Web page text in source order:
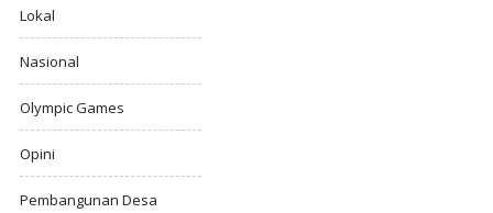
Lokal
Nasional
Olympic Games
Opini
Pembangunan Desa